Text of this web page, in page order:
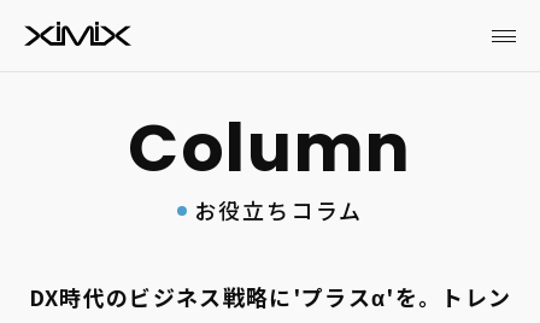
お役立ちコラム
DX時代のビジネス戦略に'プラスα'を。トレン